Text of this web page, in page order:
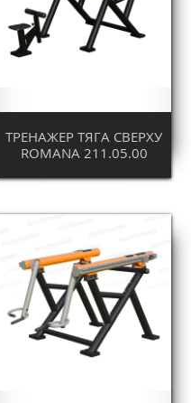
ТРЕНАЖЕР ТЯГА СВЕРХУ
ROMANA 211.05.00